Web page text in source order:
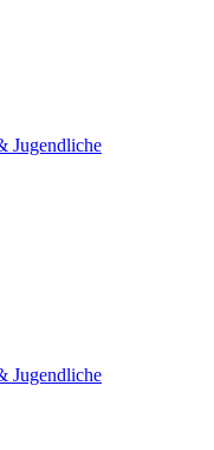
Jugendliche
Jugendliche